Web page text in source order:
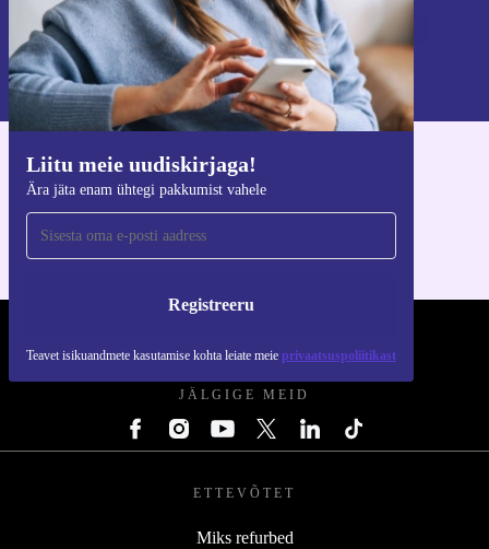
Liitu meie uudiskirjaga!
Ära jäta enam ühtegi pakkumist vahele
Registreeru
Teavet isikuandmete kasutamise kohta leiate meie privaatsuspoliitikast
Registreeru
Teavet isikuandmete kasutamise kohta leiate meie
privaatsuspoliitikast.
Hangi refurbed rakendus
iOS-i ja Androidi jaoks
JÄLGIGE MEID
ETTEVÕTET
Miks refurbed